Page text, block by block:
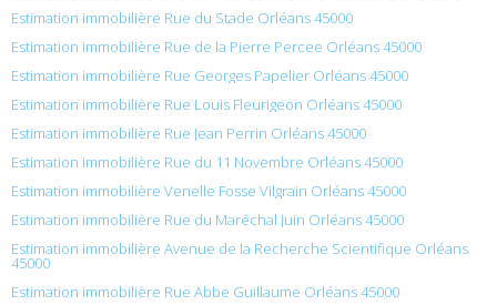
Estimation immobilière Rue du Stade Orléans 45000
Estimation immobilière Rue de la Pierre Percee Orléans 45000
Estimation immobilière Rue Georges Papelier Orléans 45000
Estimation immobilière Rue Louis Fleurigeon Orléans 45000
Estimation immobilière Rue Jean Perrin Orléans 45000
Estimation immobilière Rue du 11 Novembre Orléans 45000
Estimation immobilière Venelle Fosse Vilgrain Orléans 45000
Estimation immobilière Rue du Maréchal Juin Orléans 45000
Estimation immobilière Avenue de la Recherche Scientifique Orléans
45000
Estimation immobilière Rue Abbe Guillaume Orléans 45000